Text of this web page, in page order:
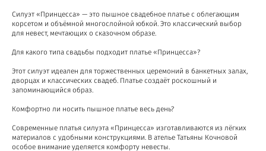
Силуэт «Принцесса» — это пышное свадебное платье с облегающим
корсетом и объёмной многослойной юбкой. Это классический выбор
для невест, мечтающих о сказочном образе.
Для какого типа свадьбы подходит платье «Принцесса»?
Этот силуэт идеален для торжественных церемоний в банкетных залах,
дворцах и классических свадеб. Платье создаёт роскошный и
запоминающийся образ.
Комфортно ли носить пышное платье весь день?
Современные платья силуэта «Принцесса» изготавливаются из лёгких
материалов с удобными конструкциями. В ателье Татьяны Кочновой
особое внимание уделяется комфорту невесты.